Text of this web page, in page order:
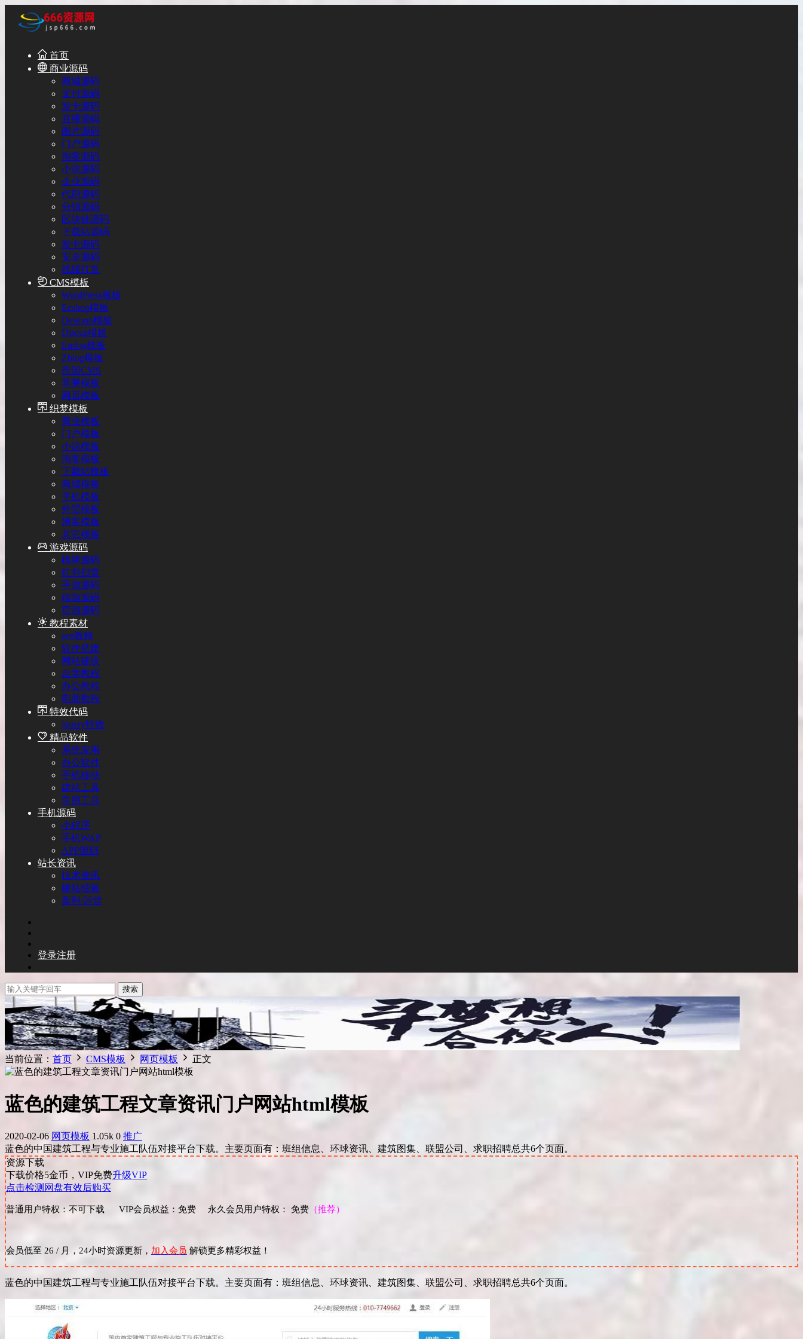
首页
商业源码
商城源码
支付源码
发卡源码
直播源码
图片源码
门户源码
淘客源码
小说源码
企业源码
代刷源码
分销源码
区块链源码
下载站源码
发卡源码
安卓源码
视频打赏
CMS模板
WordPress模板
Ecshop模板
Destoon模板
Discuz模板
Emlog模板
Zblog模板
帝国CMS
苹果模板
网页模板
织梦模板
商业模板
门户模板
小说模板
淘客模板
下载站模板
商城模板
手机模板
外贸模板
博客模板
其它模板
游戏源码
棋牌源码
红包扫雷
手游源码
端游源码
页游源码
教程素材
seo教程
软件搭建
网站建设
自学教程
办公教程
电商教程
特效代码
jquery特效
精品软件
系统应用
办公软件
手机移动
建站工具
常用工具
手机源码
小程序
手机WAP
APP源码
站长资讯
技术资讯
建站经验
盈利/运营
登录注册
搜索
当前位置： 首页 CMS模板 网页模板 正文
蓝色的建筑工程文章资讯门户网站html模板
2020-02-06 网页模板 1.05k 0 推广
蓝色的中国建筑工程与专业施工队伍对接平台下载。主要页面有：班组信息、环球资讯、建筑图集、联盟公司、求职招聘总共6个页面。
资源下载
下载价格5金币，VIP免费升级VIP
点击检测网盘有效后购买
普通用户特权：不可下载 VIP会员权益：免费 永久会员用户特权： 免费 （推荐）
会员低至 26 / 月，24小时资源更新， 加入会员 解锁更多精彩权益！
蓝色的中国建筑工程与专业施工队伍对接平台下载。主要页面有：班组信息、环球资讯、建筑图集、联盟公司、求职招聘总共6个页面。